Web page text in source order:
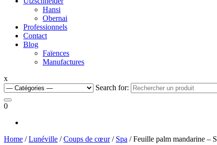
Hansi
Obernai
Professionnels
Contact
Blog
Faïences
Manufactures
x
Search for:
0
Home /Lunéville /Coups de cœur/ Spa / Feuille palm mandarine –